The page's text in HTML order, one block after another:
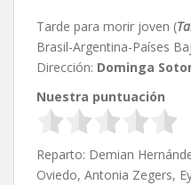
Tarde para morir joven (
Brasil-Argentina-Países
Dirección: Dominga
Nuestra puntuación
Reparto: Demian
Oviedo, Antonia Zegers,